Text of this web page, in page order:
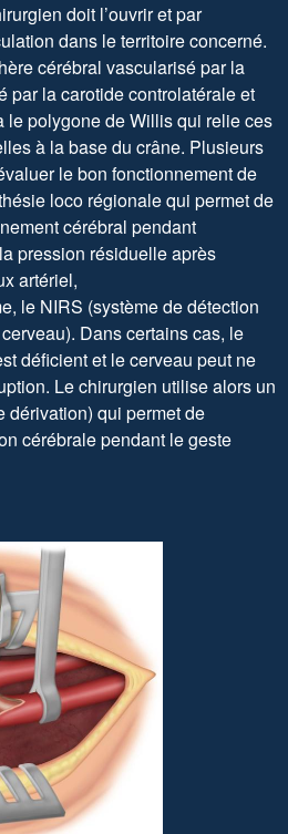
doit l’ouvrir et par
dans le territoire concerné.
cérébral vascularisé par la
par la carotide controlatérale et
le polygone de Willis qui relie ces
à la base du crâne. Plusieurs
le bon fonctionnement de
loco régionale qui permet de
cérébral pendant
pression résiduelle après
artériel,
le NIRS (système de détection
Dans certains cas, le
déficient et le cerveau peut ne
Le chirurgien utilise alors un
dérivation) qui permet de
cérébrale pendant le geste